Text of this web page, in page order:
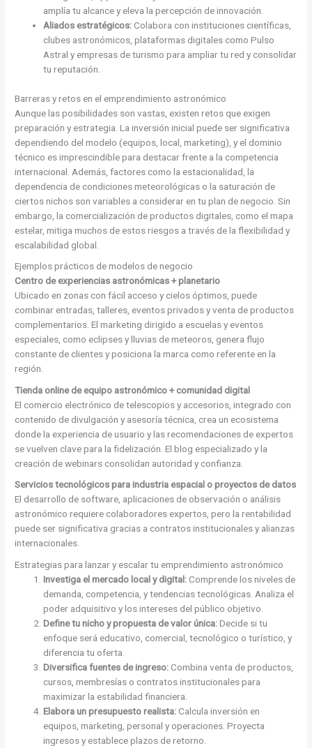
amplía tu alcance y eleva la percepción de innovación.
Aliados estratégicos:Colabora con instituciones científicas,
clubes astronómicos, plataformas digitales como Pulso
Astral y empresas de turismo para ampliar tu red y consolidar
tu reputación.
Barreras y retos en el emprendimiento astronómico
Aunque las posibilidades son vastas, existen retos que exigen
preparación y estrategia. La inversión inicial puede ser significativa
dependiendo del modelo (equipos, local, marketing), y el dominio
técnico es imprescindible para destacar frente a la competencia
internacional. Además, factores como la estacionalidad, la
dependencia de condiciones meteorológicas o la saturación de
ciertos nichos son variables a considerar en tu plan de negocio. Sin
embargo, la comercialización de productos digitales, como el mapa
estelar, mitiga muchos de estos riesgos a través de la flexibilidad y
escalabilidad global.
Ejemplos prácticos de modelos de negocio
Centro de experiencias astronómicas + planetario
Ubicado en zonas con fácil acceso y cielos óptimos, puede
combinar entradas, talleres, eventos privados y venta de productos
complementarios. El marketing dirigido a escuelas y eventos
especiales, como eclipses y lluvias de meteoros, genera flujo
constante de clientes y posiciona la marca como referente en la
región.
Tienda online de equipo astronómico + comunidad digital
El comercio electrónico de telescopios y accesorios, integrado con
contenido de divulgación y asesoría técnica, crea un ecosistema
donde la experiencia de usuario y las recomendaciones de expertos
se vuelven clave para la fidelización. El blog especializado y la
creación de webinars consolidan autoridad y confianza.
Servicios tecnológicos para industria espacial o proyectos de datos
El desarrollo de software, aplicaciones de observación o análisis
astronómico requiere colaboradores expertos, pero la rentabilidad
puede ser significativa gracias a contratos institucionales y alianzas
internacionales.
Estrategias para lanzar y escalar tu emprendimiento astronómico
Investiga el mercado local y digital:Comprende los niveles de
demanda, competencia, y tendencias tecnológicas. Analiza el
poder adquisitivo y los intereses del público objetivo.
Define tu nicho y propuesta de valor única:Decide si tu
enfoque será educativo, comercial, tecnológico o turístico, y
diferencia tu oferta.
Diversifica fuentes de ingreso:Combina venta de productos,
cursos, membresías o contratos institucionales para
maximizar la estabilidad financiera.
Elabora un presupuesto realista:Calcula inversión en
equipos, marketing, personal y operaciones. Proyecta
ingresos y establece plazos de retorno.